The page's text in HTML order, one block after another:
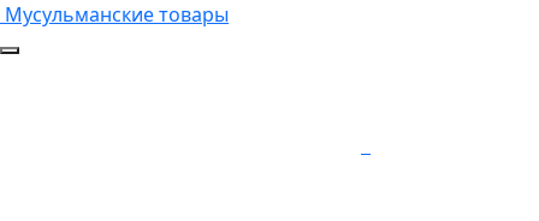
Мусульманские товары